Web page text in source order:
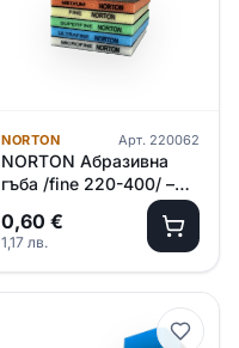
NORTON Арт. 220062
NORTON Абразивна
гъба /fine 220-400/ –
0,60 €
1,17 лв.